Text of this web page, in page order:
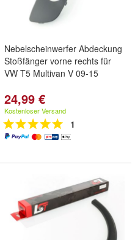
Nebelscheinwerfer Abdeckung
Stoßfänger vorne rechts für
VW T5 Multivan V 09-15
24,99 €
Kostenloser Versand
1